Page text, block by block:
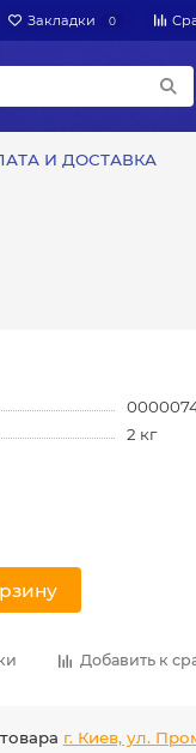
Закладки 0
И ДОСТАВКА
2 кг
Добавить к
г. Киев, ул.